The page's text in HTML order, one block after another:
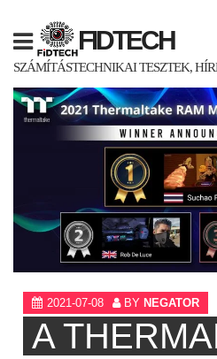
content
FIDTECH
SZÁMÍTÁSTECHNIKAI TESZTEK,
2021-07-08 BY NEGATOR
A